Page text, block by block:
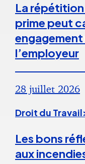
La répétition
prime peut
l’employeur
28 juillet 2026
Droit du
Les bons
aux